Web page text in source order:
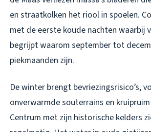
en straatkolken het riool in spoelen.
met de eerste koude nachten waarbij
begrijpt waarom september tot
piekmaanden zijn.
De winter brengt bevriezingsrisico’s,
onverwarmde souterrains en
Centrum met zijn historische kelders